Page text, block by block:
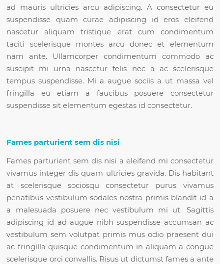
ad mauris ultricies arcu adipiscing. A consectetur eu
suspendisse quam curae adipiscing id eros eleifend
nascetur aliquam tristique erat cum condimentum
taciti scelerisque montes arcu donec et elementum
nam ante. Ullamcorper condimentum commodo ac
suscipit mi urna nascetur felis nec a ac scelerisque
tempus suspendisse. Mi a augue sociis a ut massa vel
fringilla eu etiam a faucibus posuere consectetur
suspendisse sit elementum egestas id consectetur.
Fames parturient sem dis nisi
Fames parturient sem dis nisi a eleifend mi consectetur
vivamus integer dis quam ultricies gravida. Dis habitant
at scelerisque sociosqu consectetur purus vivamus
penatibus vestibulum sodales nostra primis blandit id a
a malesuada posuere nec vestibulum mi ut. Sagittis
adipiscing id ad augue nibh suspendisse accumsan ac
vestibulum sem volutpat primis mus odio praesent dui
ac fringilla quisque condimentum in aliquam a congue
scelerisque orci convallis. Risus ut dictumst fames a ante